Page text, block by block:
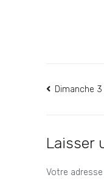
Dimanche
Laisser
Votre